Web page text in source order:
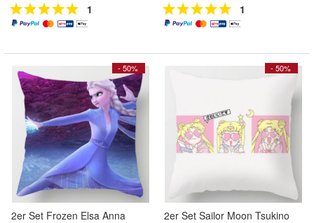
1 1
- 50%
2er Set Frozen Elsa Anna
- 50%
2er Set Sailor Moon Tsukino